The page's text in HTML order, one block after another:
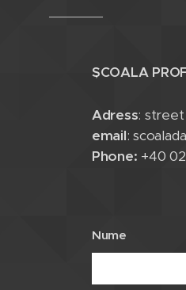
ȘCOALA
Adress: street
email:
Phone: +40
Nume